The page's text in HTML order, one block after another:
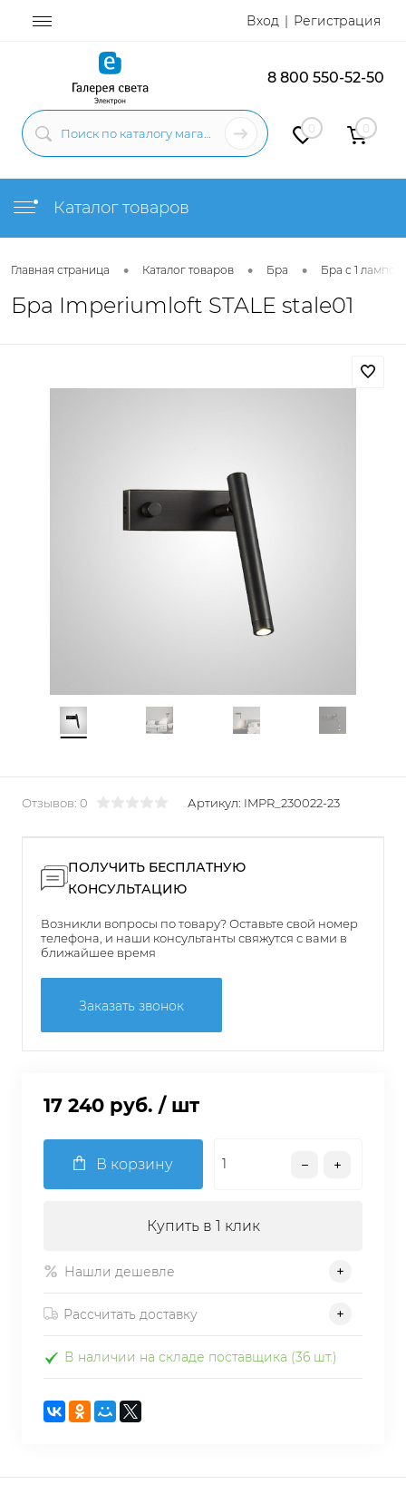
Вход Регистрация
8 800 550-52-50
0 0
Каталог товаров
Главная страница • Каталог товаров • Бра • Бра с 1 лампой
Бра Imperiumloft STALE stale01
Отзывов: 0 Артикул: IMPR_230022-23
ПОЛУЧИТЬ БЕСПЛАТНУЮ
КОНСУЛЬТАЦИЮ
Возникли вопросы по товару? Оставьте свой номер
телефона, и наши консультанты свяжутся с вами в
ближайшее время
Заказать звонок
17 240 руб. / шт
В корзину
Купить в 1 клик
Нашли дешевле
Рассчитать доставку
В наличии на складе поставщика (36 шт.)